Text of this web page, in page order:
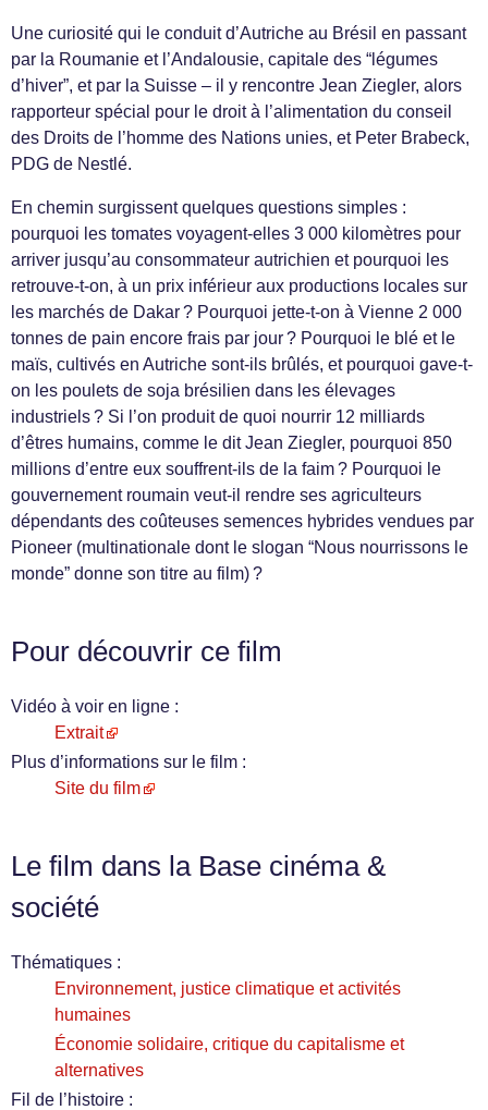
Une curiosité qui le conduit d’Autriche au Brésil en passant
par la Roumanie et l’Andalousie, capitale des “légumes
d’hiver”, et par la Suisse – il y rencontre Jean Ziegler, alors
rapporteur spécial pour le droit à l’alimentation du conseil
des Droits de l’homme des Nations unies, et Peter Brabeck,
PDG de Nestlé.
En chemin surgissent quelques questions simples :
pourquoi les tomates voyagent-elles 3 000 kilomètres pour
arriver jusqu’au consommateur autrichien et pourquoi les
retrouve-t-on, à un prix inférieur aux productions locales sur
les marchés de Dakar ? Pourquoi jette-t-on à Vienne 2 000
tonnes de pain encore frais par jour ? Pourquoi le blé et le
maïs, cultivés en Autriche sont-ils brûlés, et pourquoi gave-t-
on les poulets de soja brésilien dans les élevages
industriels ? Si l’on produit de quoi nourrir 12 milliards
d’êtres humains, comme le dit Jean Ziegler, pourquoi 850
millions d’entre eux souffrent-ils de la faim ? Pourquoi le
gouvernement roumain veut-il rendre ses agriculteurs
dépendants des coûteuses semences hybrides vendues par
Pioneer (multinationale dont le slogan “Nous nourrissons le
monde” donne son titre au film) ?
Pour découvrir ce film
Vidéo à voir en ligne :
Extrait
Plus d’informations sur le film :
Site du film
Le film dans la Base cinéma &
société
Thématiques :
Environnement, justice climatique et activités
humaines
Économie solidaire, critique du capitalisme et
alternatives
Fil de l’histoire :